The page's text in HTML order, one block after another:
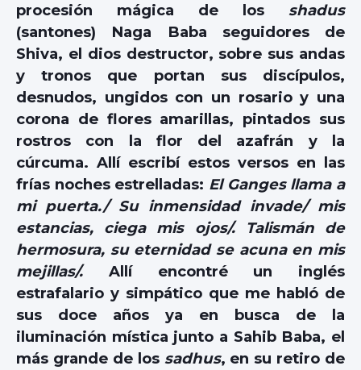
procesión mágica de los shadus
(santones) Naga Baba seguidores de
Shiva, el dios destructor, sobre sus andas
y tronos que portan sus discípulos,
desnudos, ungidos con un rosario y una
corona de flores amarillas, pintados sus
rostros con la flor del azafrán y la
cúrcuma. Allí escribí estos versos en las
frías noches estrelladas: El Ganges llama a
mi puerta./ Su inmensidad invade/ mis
estancias, ciega mis ojos/. Talismán de
hermosura, su eternidad se acuna en mis
mejillas/. Allí encontré un inglés
estrafalario y simpático que me habló de
sus doce años ya en busca de la
iluminación mística junto a Sahib Baba, el
más grande de los sadhus, en su retiro de